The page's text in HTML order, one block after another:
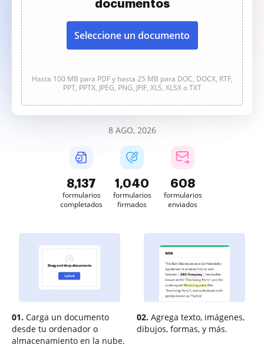
documentos
Seleccione un documento
Hasta 100 MB para PDF y hasta 25 MB para DOC, DOCX, RTF,
PPT, PPTX, JPEG, PNG, JFIF, XLS, XLSX o TXT
8 AGO, 2026
8,137
formularios
completados
1,040
formularios
firmados
608
formularios
enviados
01. Carga un documento
desde tu ordenador o
almacenamiento en la nube.
02. Agrega texto, imágenes,
dibujos, formas, y más.